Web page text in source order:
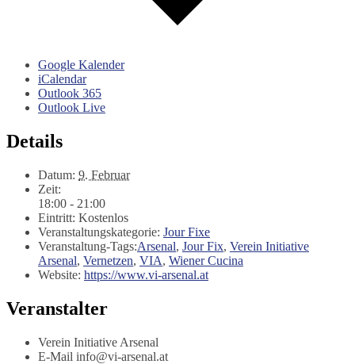
Google Kalender
iCalendar
Outlook 365
Outlook Live
Details
Datum: 9. Februar
Zeit:
18:00 - 21:00
Eintritt: Kostenlos
Veranstaltungskategorie: Jour Fixe
Veranstaltung-Tags:Arsenal, Jour Fix, Verein Initiative
Arsenal, Vernetzen, VIA, Wiener Cucina
Website: https://www.vi-arsenal.at
Veranstalter
Verein Initiative Arsenal
E-Mail info@vi-arsenal.at